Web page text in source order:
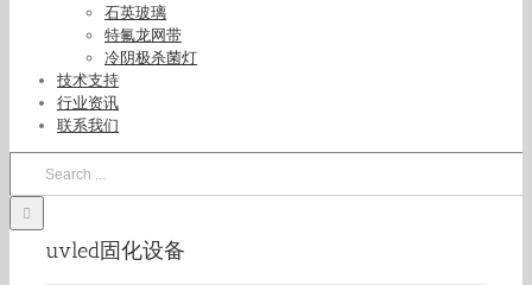
石英玻璃
特氟龙网带
冷阴极杀菌灯
技术支持
行业资讯
联系我们
uvled固化设备